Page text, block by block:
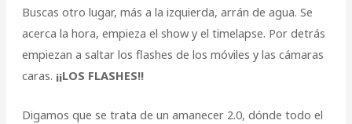
Buscas otro lugar, más a la izquierda, arrán de agua. Se
acerca la hora, empieza el show y el timelapse. Por detrás
empiezan a saltar los flashes de los móviles y las cámaras
caras. ¡¡LOS FLASHES!!
Digamos que se trata de un amanecer 2.0, dónde todo el